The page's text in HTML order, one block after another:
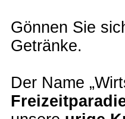
Gönnen Sie
Getränke.
Der Name